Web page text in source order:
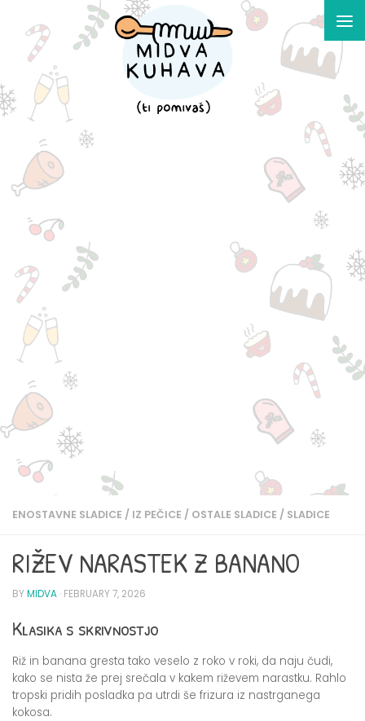
ENOSTAVNE SLADICE / IZ PEČICE / OSTALE SLADICE / SLADICE
RIŽEV NARASTEK Z BANANO
BYMIDVA · FEBRUARY 7, 2026
Klasika s skrivnostjo
Riž in banana gresta tako veselo z roko v roki, da naju čudi,
kako se nista že prej srečala v kakem riževem narastku. Rahlo
tropski pridih posladka pa utrdi še frizura iz nastrganega
kokosa.